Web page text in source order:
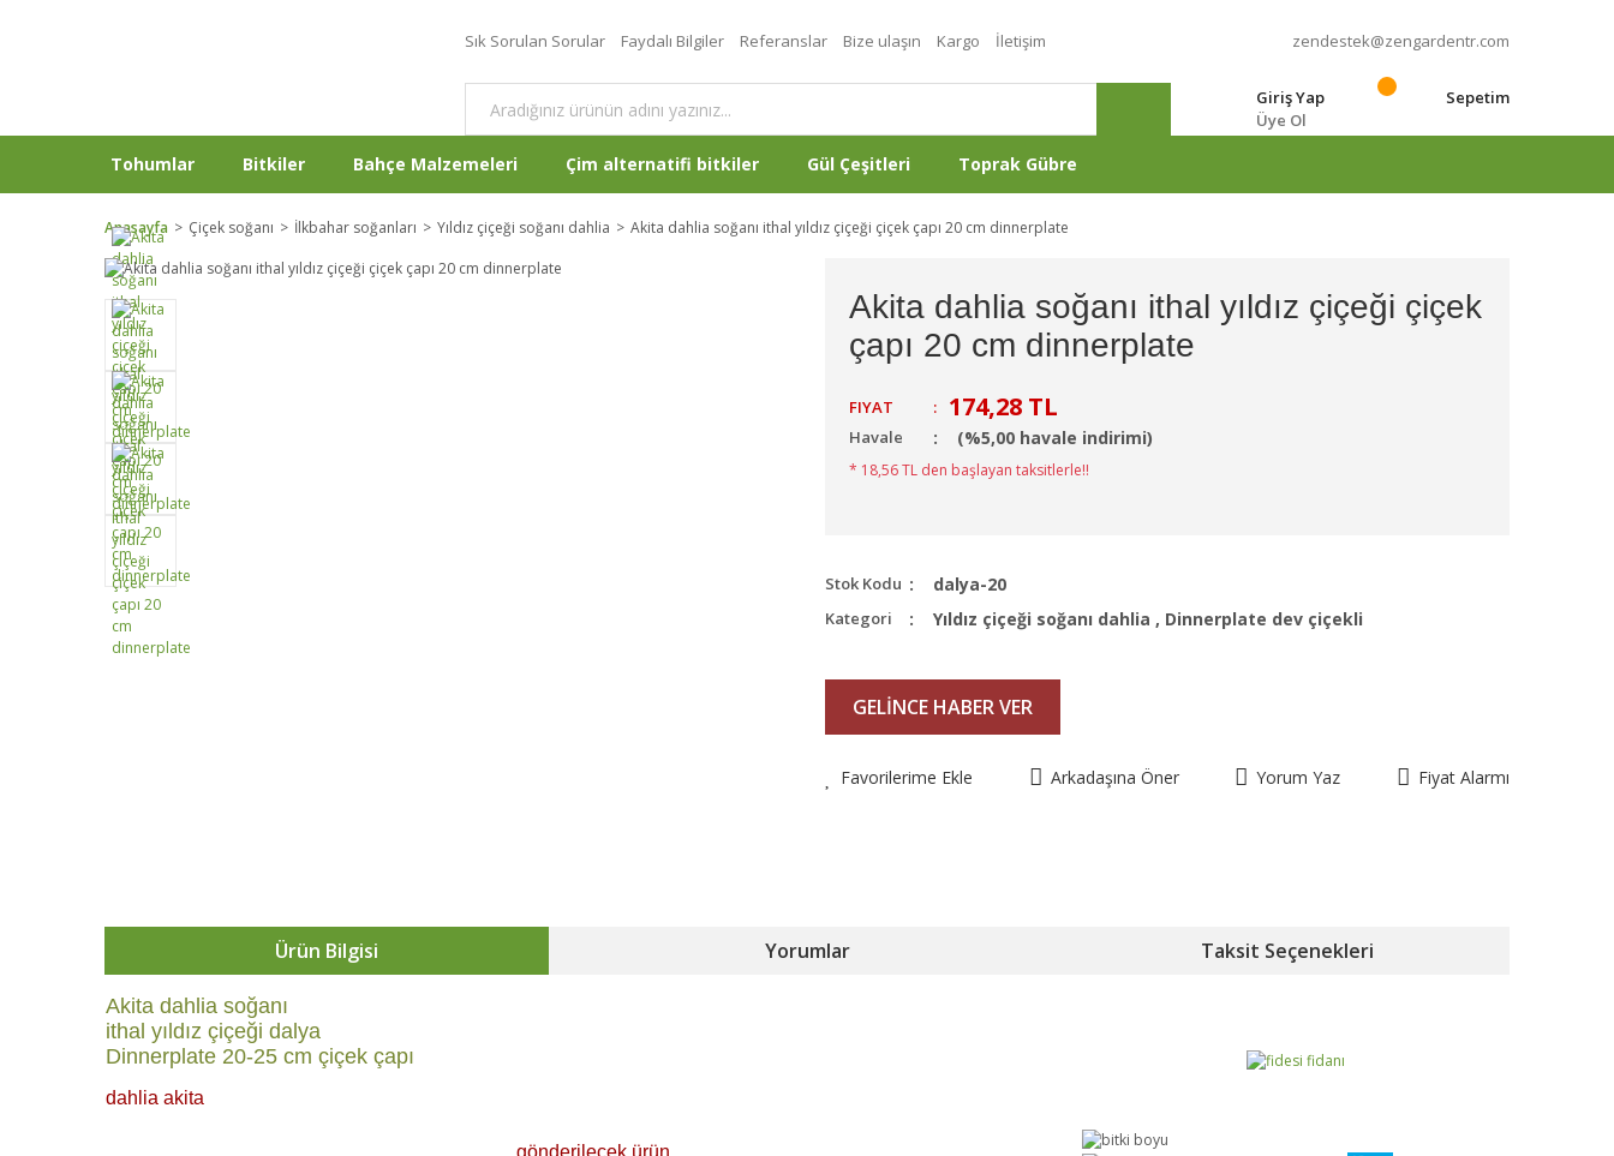
Sık Sorulan Sorular Faydalı Bilgiler Referanslar Bize ulaşın Kargo İletişim zendestek@zengardentr.com
Giriş Yap
Üye Ol
Sepetim
Tohumlar Bitkiler Bahçe Malzemeleri Çim alternatifi bitkiler Gül Çeşitleri Toprak Gübre
Anasayfa Çiçek soğanı İlkbahar soğanları Yıldız çiçeği soğanı dahlia Akita dahlia soğanı ithal yıldız çiçeği çiçek çapı 20 cm dinnerplate
Akita dahlia soğanı ithal yıldız çiçeği çiçek
çapı 20 cm dinnerplate
FIYAT : 174,28 TL
Havale (%5,00 havale indirimi)
* 18,56 TL den başlayan taksitlerle!!
Stok Kodu dalya-20
Kategori Yıldız çiçeği soğanı dahlia , Dinnerplate dev çiçekli
GELİNCE HABER VER
Favorilerime Ekle Arkadaşına Öner Yorum Yaz Fiyat Alarmı
Ürün Bilgisi Yorumlar Taksit Seçenekleri
Akita dahlia soğanı
ithal yıldız çiçeği dalya
Dinnerplate 20-25 cm çiçek çapı
dahlia akita
gönderilecek ürün